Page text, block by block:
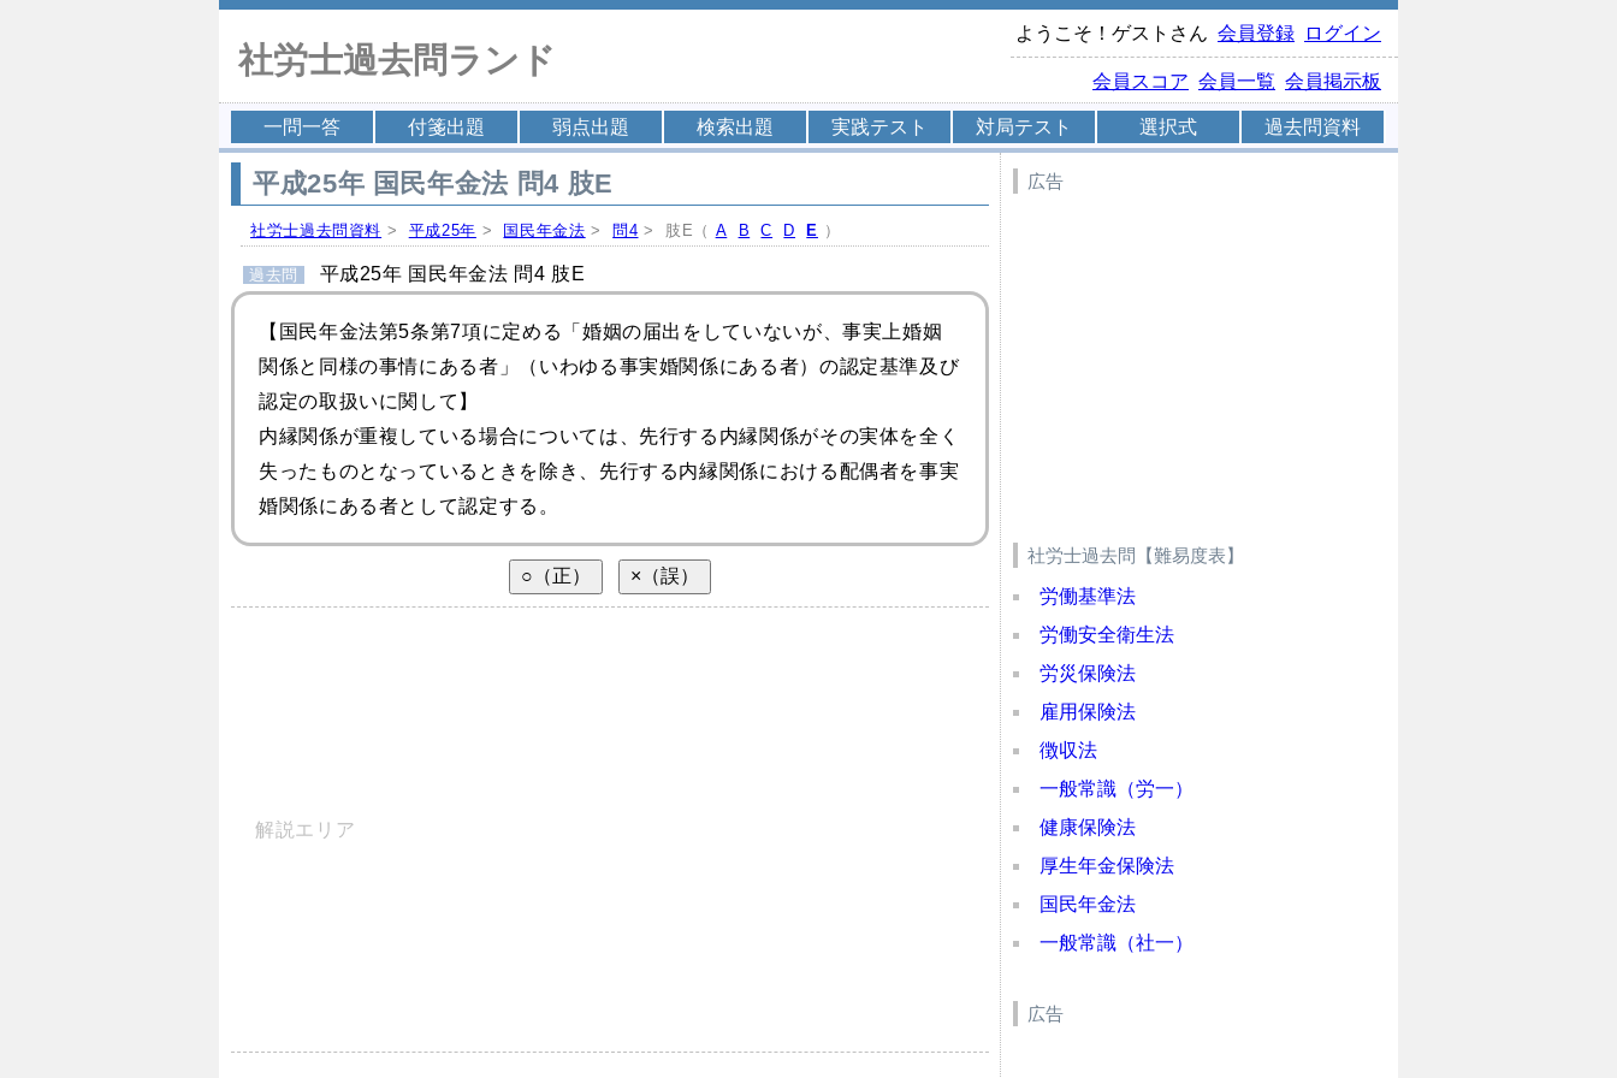
社労士過去問ランド
ようこそ！ゲストさん 会員登録 ログイン
会員スコア 会員一覧 会員掲示板
一問一答 付箋出題 弱点出題 検索出題 実践テスト 対局テスト 選択式 過去問資料
平成25年 国民年金法 問4 肢E
社労士過去問資料 > 平成25年 > 国民年金法 > 問4 > 肢E（ A B C D E ）
過去問 平成25年 国民年金法 問4 肢E
【国民年金法第5条第7項に定める「婚姻の届出をしていないが、事実上婚姻
関係と同様の事情にある者」（いわゆる事実婚関係にある者）の認定基準及び
認定の取扱いに関して】
内縁関係が重複している場合については、先行する内縁関係がその実体を全く
失ったものとなっているときを除き、先行する内縁関係における配偶者を事実
婚関係にある者として認定する。
解説エリア
広告
社労士過去問【難易度表】
労働基準法
労働安全衛生法
労災保険法
雇用保険法
徴収法
一般常識（労一）
健康保険法
厚生年金保険法
国民年金法
一般常識（社一）
広告